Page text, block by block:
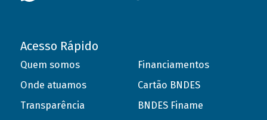
Acesso Rápido
Quem somos
Onde atuamos
Transparência
Financiamentos
Cartão BNDES
BNDES Finame